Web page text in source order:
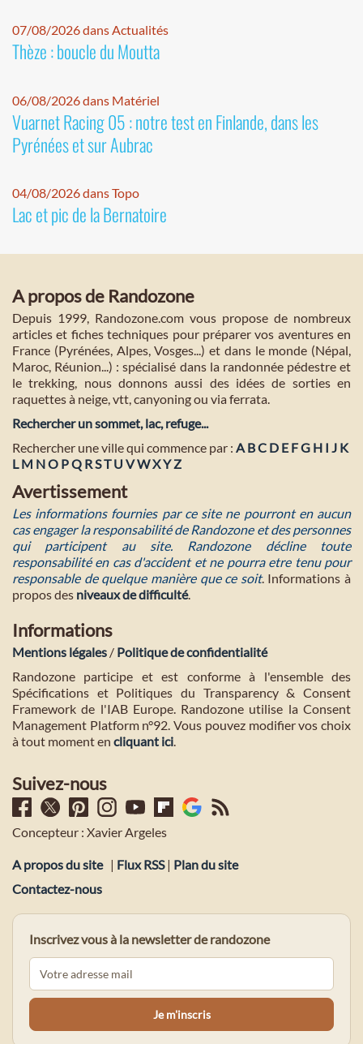
07/08/2026 dans Actualités
Thèze : boucle du Moutta
06/08/2026 dans Matériel
Vuarnet Racing 05 : notre test en Finlande, dans les
Pyrénées et sur Aubrac
04/08/2026 dans Topo
Lac et pic de la Bernatoire
A propos de Randozone
Depuis 1999, Randozone.com vous propose de nombreux
articles et fiches techniques pour préparer vos aventures en
France (Pyrénées, Alpes, Vosges...) et dans le monde (Népal,
Maroc, Réunion...) : spécialisé dans la randonnée pédestre et
le trekking, nous donnons aussi des idées de sorties en
raquettes à neige, vtt, canyoning ou via ferrata.
Rechercher un sommet, lac, refuge...
Rechercher une ville qui commence par : A BC D E FG H I J K
L M NO PQ RST U VWXYZ
Avertissement
Les informations fournies par ce site ne pourront en aucun
cas engager la responsabilité de Randozone et des personnes
qui participent au site. Randozone décline toute
responsabilité en cas d'accident et ne pourra etre tenu pour
responsable de quelque manière que ce soit. Informations à
propos des niveaux de difficulté.
Informations
Mentions légales / Politique de confidentialité
Randozone participe et est conforme à l'ensemble des
Spécifications et Politiques du Transparency & Consent
Framework de l'IAB Europe. Randozone utilise la Consent
Management Platform n°92. Vous pouvez modifier vos choix
à tout moment en cliquant ici.
Suivez-nous
Concepteur : Xavier Argeles
A propos du site | Flux RSS| Plan du site
Contactez-nous
Inscrivez vous à la newsletter de randozone